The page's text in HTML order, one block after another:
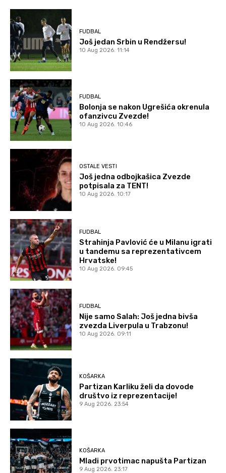
FUDBAL
Još jedan Srbin u Rendžersu!
10 Aug 2026. 11:14
FUDBAL
Bolonja se nakon Ugrešića okrenula
ofanzivcu Zvezde!
10 Aug 2026. 10:46
OSTALE VESTI
Još jedna odbojkašica Zvezde
potpisala za TENT!
10 Aug 2026. 10:17
FUDBAL
Strahinja Pavlović će u Milanu igrati
u tandemu sa reprezentativcem
Hrvatske!
10 Aug 2026. 09:45
FUDBAL
Nije samo Salah: Još jedna bivša
zvezda Liverpula u Trabzonu!
10 Aug 2026. 09:11
KOŠARKA
Partizan Karliku želi da dovode
društvo iz reprezentacije!
9 Aug 2026. 23:54
KOŠARKA
Mladi prvotimac napušta Partizan
9 Aug 2026. 23:17